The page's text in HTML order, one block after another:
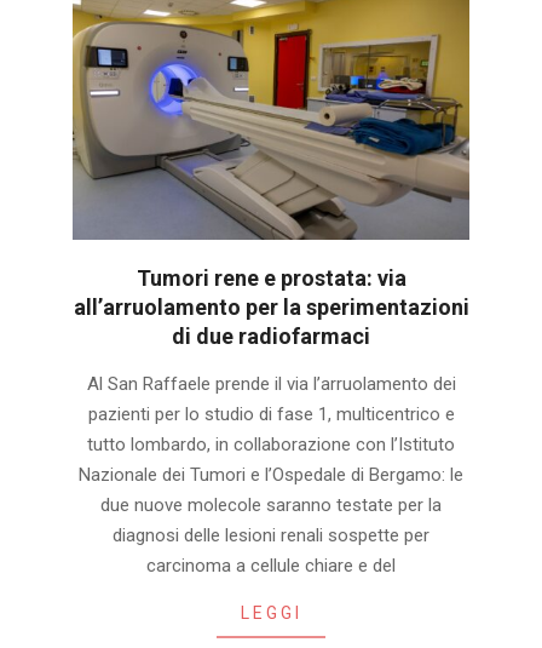
Tumori rene e prostata: via
all’arruolamento per la sperimentazioni
di due radiofarmaci
05-
09
Al San Raffaele prende il via l’arruolamento dei
pazienti per lo studio di fase 1, multicentrico e
tutto lombardo, in collaborazione con l’Istituto
Nazionale dei Tumori e l’Ospedale di Bergamo: le
due nuove molecole saranno testate per la
diagnosi delle lesioni renali sospette per
carcinoma a cellule chiare e del
LEGGI